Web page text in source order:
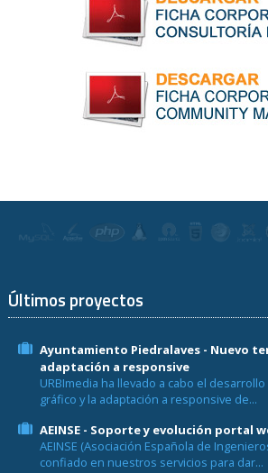
Últimos proyectos
Ayuntamiento Piedralaves - Nuevo
adaptación a responsive
URBImedia ha llevado a cabo el
gráfico y la adaptación a responsive de...
AEINSE - Soporte y evolución portal
AEINSE (Asociación Española de
confiado en nuestros servicios para dar...